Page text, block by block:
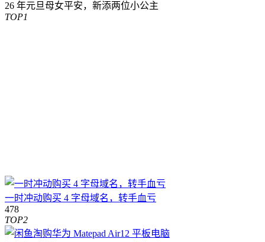
26 年元旦母女平安，新添两位小公主
TOP1
一时冲动购买 4 字母域名，转手血亏
478
TOP2